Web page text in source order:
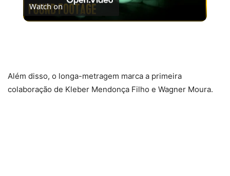
Video
Watch on
Além disso, o longa-metragem marca a primeira
colaboração de Kleber Mendonça Filho e Wagner Moura.